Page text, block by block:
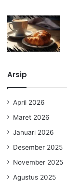
Arsip
April 2026
Maret 2026
Januari 2026
Desember 2025
November 2025
Agustus 2025